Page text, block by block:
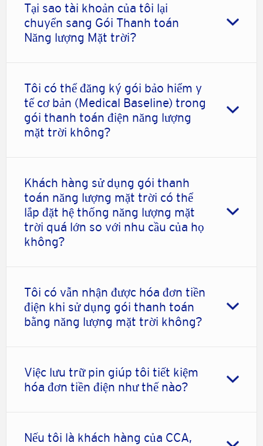
Tại sao tài khoản của tôi lại
chuyển sang Gói Thanh toán
Năng lượng Mặt trời?
Tôi có thể đăng ký gói bảo hiểm y
tế cơ bản (Medical Baseline) trong
gói thanh toán điện năng lượng
mặt trời không?
Khách hàng sử dụng gói thanh
toán năng lượng mặt trời có thể
lắp đặt hệ thống năng lượng mặt
trời quá lớn so với nhu cầu của họ
không?
Tôi có vẫn nhận được hóa đơn tiền
điện khi sử dụng gói thanh toán
bằng năng lượng mặt trời không?
Việc lưu trữ pin giúp tôi tiết kiệm
hóa đơn tiền điện như thế nào?
Nếu tôi là khách hàng của CCA,